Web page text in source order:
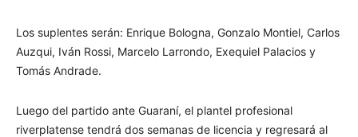
Los suplentes serán: Enrique Bologna, Gonzalo Montiel, Carlos
Auzqui, Iván Rossi, Marcelo Larrondo, Exequiel Palacios y
Tomás Andrade.
Luego del partido ante Guaraní, el plantel profesional
riverplatense tendrá dos semanas de licencia y regresará al